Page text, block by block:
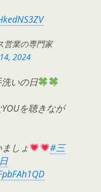
営業の専門家
2024
いの日
を聴きなが
しょ
#三